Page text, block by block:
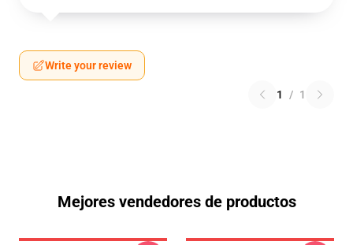
Write your review
1 / 1
Mejores vendedores de productos